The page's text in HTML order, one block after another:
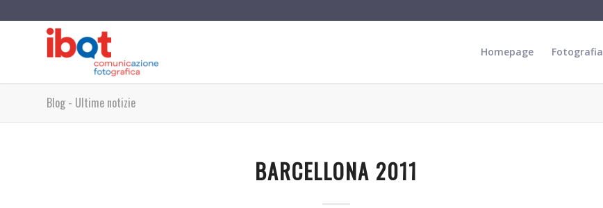
Homepage Fotografia
Blog - Ultime notizie
BARCELLONA 2011